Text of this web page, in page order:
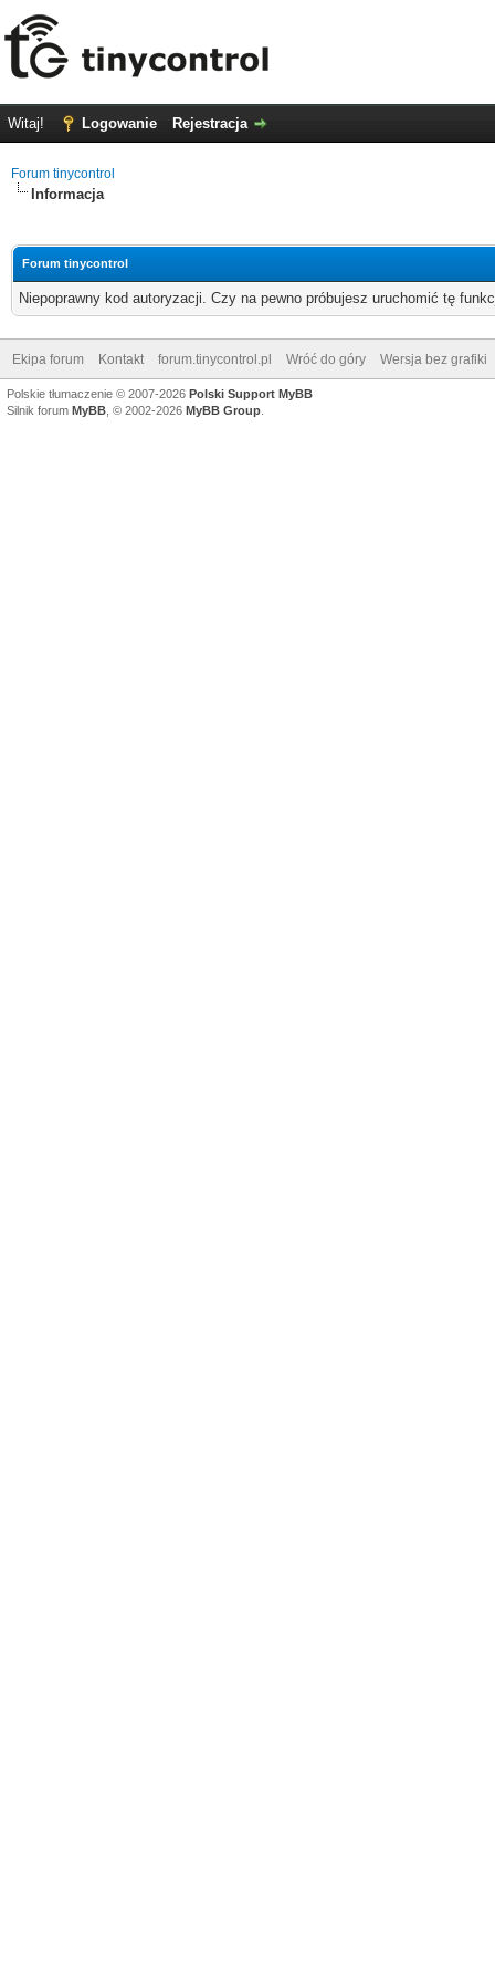
Witaj! Logowanie Rejestracja
Forum tinycontrol
Informacja
Forum tinycontrol
Niepoprawny kod autoryzacji. Czy na pewno próbujesz uruchomić tę
Ekipa forum Kontakt forum.tinycontrol.pl Wróć do góry Wersja bez grafiki
Polskie tłumaczenie © 2007-2026 Polski Support MyBB
Silnik forum MyBB , © 2002-2026 MyBB Group